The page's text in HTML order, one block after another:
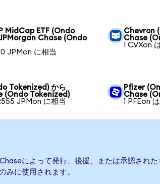
MidCap ETF (Ondo
Chase (Ondo
JPMon に相当
Chevron
Chase
1 CVXon
Tokenized) から
(Ondo Tokenized)
JPMon に相当
Pfizer
Chase
1 PFEon
によって発行、後援、または承認され
みに使用されます。